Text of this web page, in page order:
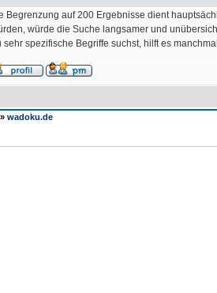
Begrenzung auf 200 Ergebnisse dient
würde die Suche langsamer und
sehr spezifische Begriffe suchst, hilft es
» wadoku.de